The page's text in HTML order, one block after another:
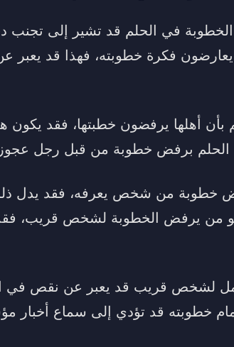
في الحلم قد تشير إلى تجنب
فكرة خطوبته، فهذا قد يعبر
بأن أهلها يرفضون خطبتها، فقد
الحلم برفض خطوبة من قبل رجل
خطوبة من شخص يعرفه، فقد يدل
هو من يرفض الخطوبة لشخص قريب،
لشخص قريب قد يعبر عن نقص في
خطوبته قد تؤدي إلى سماع